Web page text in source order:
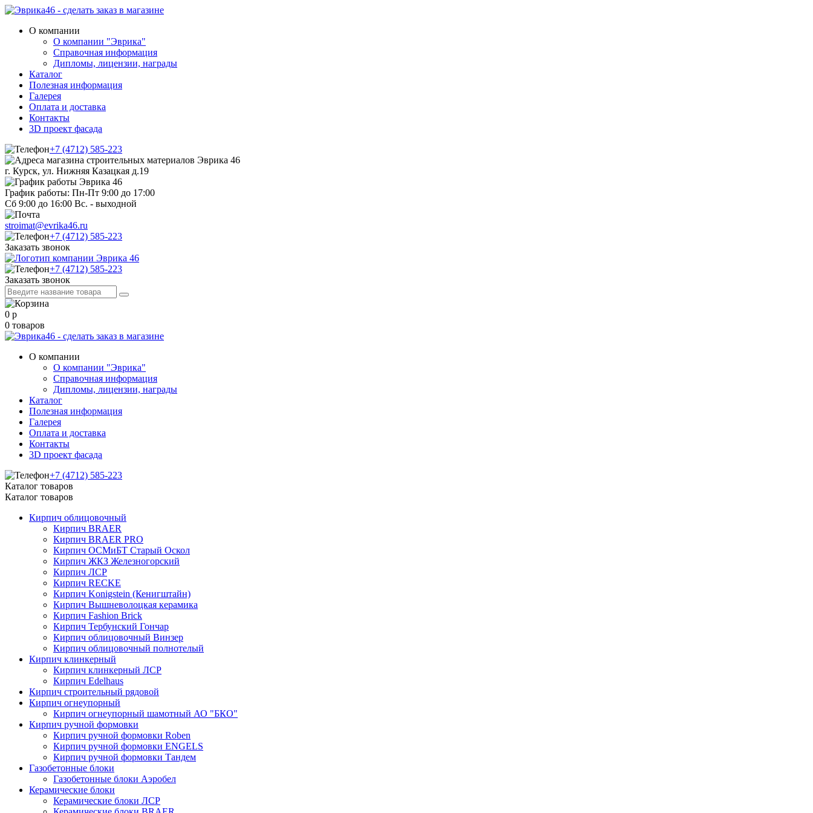
О компании
О компании "Эврика"
Справочная информация
Дипломы, лицензии, награды
Каталог
Полезная информация
Галерея
Оплата и доставка
Контакты
3D проект фасада
+7 (4712) 585-223
г. Курск, ул. Нижняя Казацкая д.19
График работы: Пн-Пт 9:00 до 17:00
Сб 9:00 до 16:00 Вс. - выходной
stroimat@evrika46.ru
+7 (4712) 585-223
Заказать звонок
+7 (4712) 585-223
Заказать звонок
0 р
0 товаров
О компании
О компании "Эврика"
Справочная информация
Дипломы, лицензии, награды
Каталог
Полезная информация
Галерея
Оплата и доставка
Контакты
3D проект фасада
+7 (4712) 585-223
Каталог товаров
Каталог товаров
Кирпич облицовочный
Кирпич BRAER
Кирпич BRAER PRO
Кирпич ОСМиБТ Старый Оскол
Кирпич ЖКЗ Железногорский
Кирпич ЛСР
Кирпич RECKE
Кирпич Konigstein (Кенигштайн)
Кирпич Вышневолоцкая керамика
Кирпич Fashion Brick
Кирпич Тербунский Гончар
Кирпич облицовочный Винзер
Кирпич облицовочный полнотелый
Кирпич клинкерный
Кирпич клинкерный ЛСР
Кирпич Edelhaus
Кирпич строительный рядовой
Кирпич огнеупорный
Кирпич огнеупорный шамотный АО "БКО"
Кирпич ручной формовки
Кирпич ручной формовки Roben
Кирпич ручной формовки ENGELS
Кирпич ручной формовки Тандем
Газобетонные блоки
Газобетонные блоки Аэробел
Керамические блоки
Керамические блоки ЛСР